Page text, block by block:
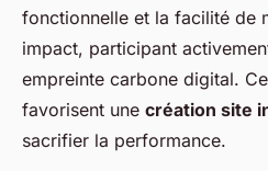
fonctionnelle et la facilité de
impact, participant
empreinte carbone digital.
favorisent une création site
sacrifier la performance.